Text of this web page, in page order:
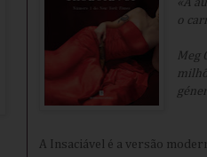
«A
o
Meg
A Insaciável é a versão